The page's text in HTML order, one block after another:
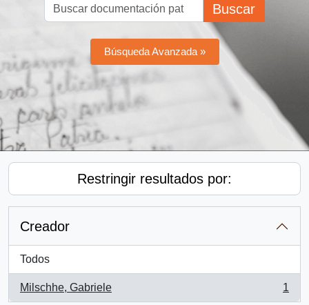
Buscar
Búsqueda Avanzada »
Restringir resultados por:
Creador
Todos
Milschhe, Gabriele
, 1 resultados
1